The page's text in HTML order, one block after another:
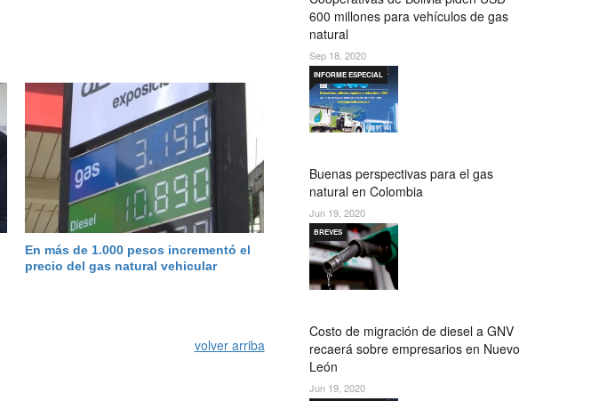
En más de 1.000 pesos incrementó el
precio del gas natural vehicular
volver arriba
600 millones para vehículos de gas
natural
Sep 18, 2020
Buenas perspectivas para el gas
natural en Colombia
INFORME ESPECIAL
Jun 19, 2020
Costo de migración de diesel a GNV
recaerá sobre empresarios en Nuevo
León
BREVES
Jun 19, 2020